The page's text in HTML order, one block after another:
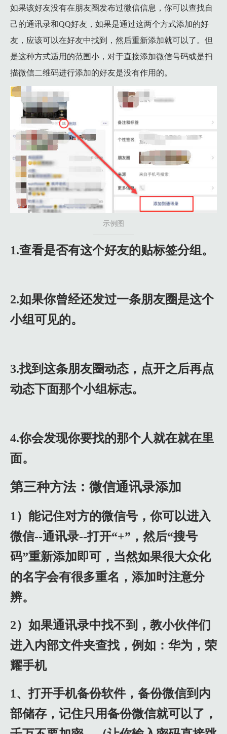
如果该好友没有在朋友圈发布过微信信息，你可以查找自
己的通讯录和QQ好友，如果是通过这两个方式添加的好
友，应该可以在好友中找到，然后重新添加就可以了。但
是这种方式适用的范围小，对于直接添加微信号码或是扫
描微信二维码进行添加的好友是没有作用的。
示例图
1.查看是否有这个好友的贴标签分组。
2.如果你曾经还发过一条朋友圈是这个
小组可见的。
3.找到这条朋友圈动态，点开之后再点
动态下面那个小组标志。
4.你会发现你要找的那个人就在就在里
面。
第三种方法：微信通讯录添加
1）能记住对方的微信号，你可以进入
微信--通讯录--打开“+”，然后“搜号
码”重新添加即可，当然如果很大众化
的名字会有很多重名，添加时注意分
辨。
2）如果通讯录中找不到，教小伙伴们
进入内部文件夹查找，例如：华为，荣
耀手机
1、打开手机备份软件，备份微信到内
部储存，记住只用备份微信就可以了，
8.7 7、返回好友列表，好友已经恢复了。
9 第八种方法：微信转账记录找回删除的微信好友
9.1 1、进入自己微信的账单列表中。
9.2 2、找到与该好友的转账记录，并申请转账电子凭证。
9.3 3、 输入对方姓名并提交申请。注意事项：不知道对方姓名
9.4 4、在转账电子凭证中可以看到该好友的微信号，通过查找
1.0 第九种方法：下载手机好友恢复软件
1.0.1 1、选择一款点击量高的好友恢复APP下载到手机上。
1.0.2 2、安装好打开，根据提示随便备份一下，就是好友早
1.0.3 3、选择好友恢复，找到自己备份的文件，如果就刚备
1.0.4 4、就可以看到你删除的微信好友的名字，手机号等。